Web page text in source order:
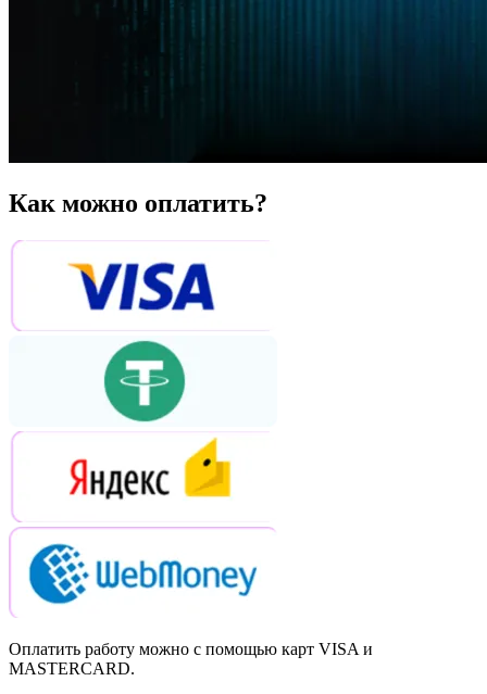
Как можно оплатить?
Оплатить работу можно с помощью карт VISA и
MASTERCARD.